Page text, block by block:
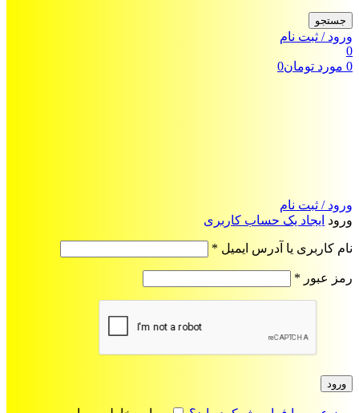
جستجو
ورود / ثبت نام
0
0 مورد تومان0
ورود / ثبت نام
ورود ایجاد یک حساب کاربری
نام کاربری یا آدرس ایمیل *
رمز عبور *
ورود